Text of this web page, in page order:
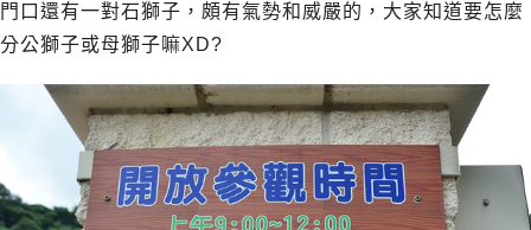
門口還有一對石獅子，頗有氣勢和威嚴的，大家知道要怎麼
分公獅子或母獅子嘛XD?